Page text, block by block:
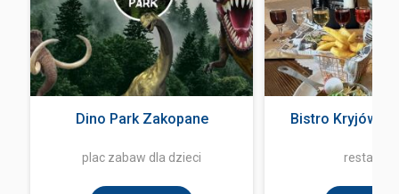
Dino Park Zakopane
plac zabaw dla dzieci
Bistro Kryjówka